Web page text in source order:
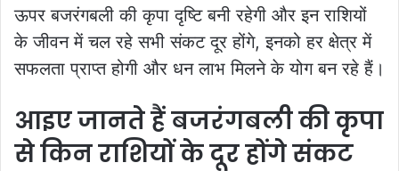
ऊपर बजरंगबली की कृपा दृष्टि बनी रहेगी और इन राशियों
के जीवन में चल रहे सभी संकट दूर होंगे, इनको हर क्षेत्र में
सफलता प्राप्त होगी और धन लाभ मिलने के योग बन रहे हैं।
आइए जानते हैं बजरंगबली की कृपा
से किन राशियों के दूर होंगे संकट